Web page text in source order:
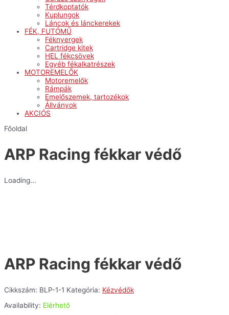
Térdkoptatók
Kuplungok
Láncok és lánckerekek
FÉK, FUTÓMŰ
Féknyergek
Cartridge kitek
HEL fékcsövek
Egyéb fékalkatrészek
MOTOREMELŐK
Motoremelők
Rámpák
Emelőszemek, tartozékok
Állványok
AKCIÓS
Főoldal
ARP Racing fékkar védő
Loading...
ARP Racing fékkar védő
Cikkszám: BLP-1-1 Kategória: Kézvédők
Availability: Elérhető